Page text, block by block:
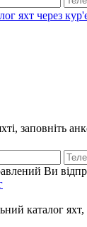
яхт через
заповніть
Ви
каталог яхт,